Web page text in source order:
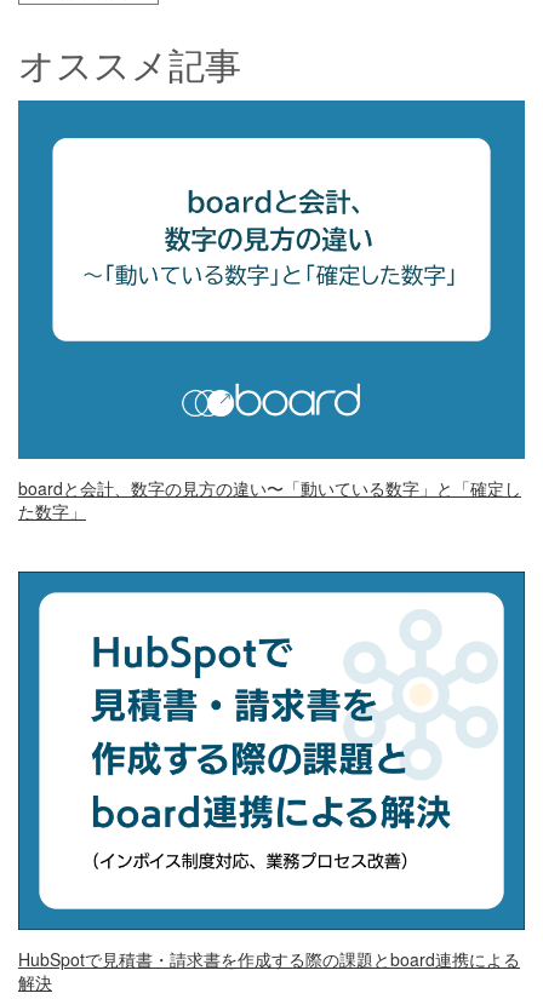
オススメ記事
boardと会計、数字の見方の違い〜「動いている数字」と「確定し
た数字」
HubSpotで見積書・請求書を作成する際の課題とboard連携による
解決